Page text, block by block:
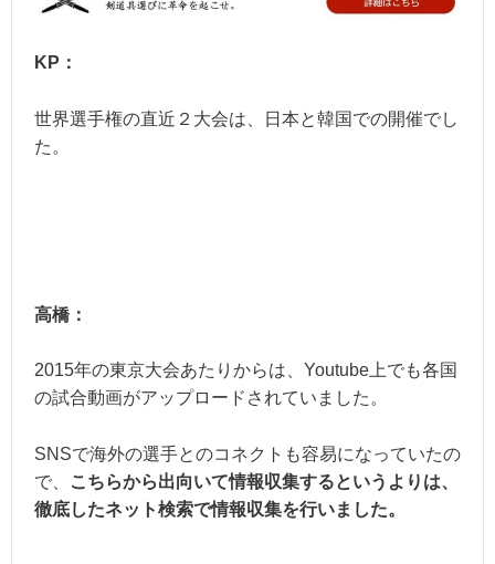
KP：
世界選手権の直近２大会は、日本と韓国での開催でし
た。
高橋：
2015年の東京大会あたりからは、Youtube上でも各国
の試合動画がアップロードされていました。
SNSで海外の選手とのコネクトも容易になっていたの
で、
こちらから出向いて情報収集するというよりは、
徹底したネット検索で情報収集を行いました。